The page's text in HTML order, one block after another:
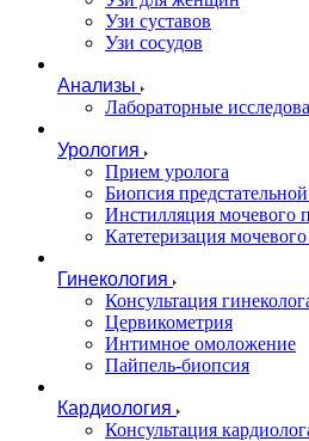
Узи cуставов
Узи сосудов
Анализы
Лабораторные
Урология
Прием уролога
Биопсия
Инстилляция мочевого
Катетеризация
Гинекология
Консультация
Цервикометрия
Интимное омоложение
Пайпель-биопсия
Кардиология
Консультация